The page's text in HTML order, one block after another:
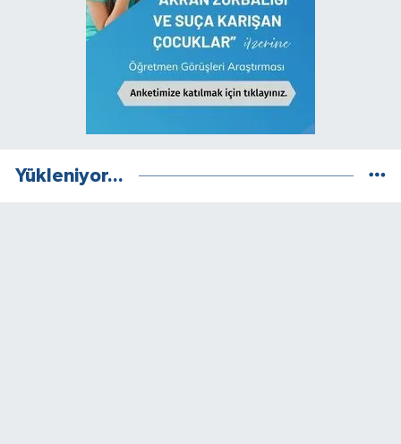
Yükleniyor...